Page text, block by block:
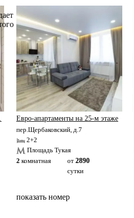
Евро-апартаменты на 25-м этаже
пер.Щербаковский, д.7
2+2
Площадь Тукая
2 комнатная от 2890
сутки
показать номер